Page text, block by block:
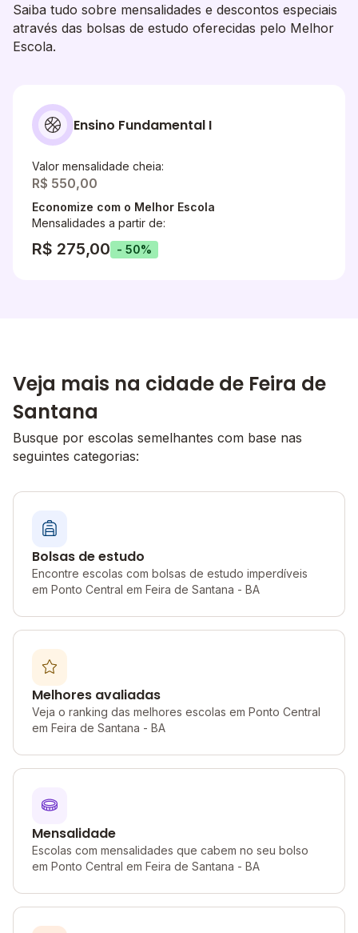
Saiba tudo sobre mensalidades e descontos especiais
através das bolsas de estudo oferecidas pelo Melhor
Escola.
Ensino Fundamental I
Valor mensalidade cheia:
R$ 550,00
Economize com o Melhor Escola
Mensalidades a partir de:
R$ 275,00 - 50%
Veja mais na cidade de Feira de
Santana
Busque por escolas semelhantes com base nas
seguintes categorias:
Bolsas de estudo
Encontre escolas com bolsas de estudo imperdíveis
em Ponto Central em Feira de Santana - BA
Melhores avaliadas
Veja o ranking das melhores escolas em Ponto Central
em Feira de Santana - BA
Mensalidade
Escolas com mensalidades que cabem no seu bolso
em Ponto Central em Feira de Santana - BA